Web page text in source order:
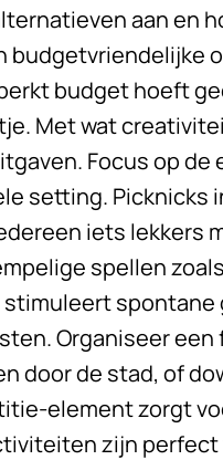
aan en
budgetvriendelijke
budget hoeft
Met wat
Focus op
setting. Picknicks
iets lekkers
spellen
spontane
Organiseer
door de stad, of
element zorgt
zijn perfect